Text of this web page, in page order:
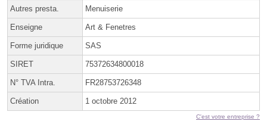
Autres presta. Menuiserie
Enseigne Art & Fenetres
Forme juridique SAS
SIRET 75372634800018
N° TVA Intra. FR28753726348
Création 1 octobre 2012
C'est votre entreprise ?